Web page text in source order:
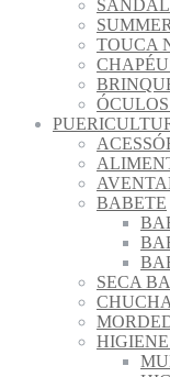
TOUCA
BABETE
SECA